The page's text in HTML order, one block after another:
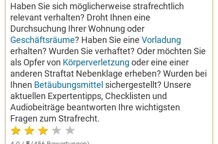
Haben Sie sich möglicherweise strafrechtlich
relevant verhalten? Droht Ihnen eine
Durchsuchung Ihrer Wohnung oder
Geschäftsräume? Haben Sie eine Vorladung
erhalten? Wurden Sie verhaftet? Oder möchten Sie
als Opfer von Körperverletzung oder eine einer
anderen Straftat Nebenklage erheben? Wurden bei
Ihnen Betäubungsmittel sichergestellt? Unsere
aktuellen Expertentipps, Checklisten und
Audiobeiträge beantworten Ihre wichtigsten
Fragen zum Strafrecht.